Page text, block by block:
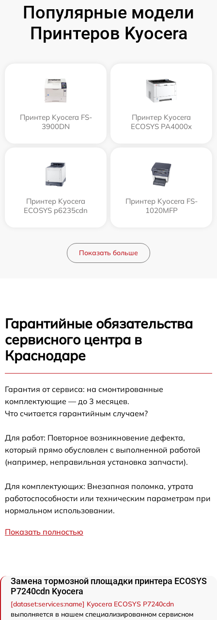
Популярные модели
Принтеров Kyocera
Принтер Kyocera FS-
3900DN
Принтер Kyocera
ECOSYS PA4000x
Принтер Kyocera
ECOSYS p6235cdn
Принтер Kyocera FS-
1020MFP
Показать больше
Гарантийные обязательства
сервисного центра в
Краснодаре
Гарантия от сервиса: на смонтированные
комплектующие — до 3 месяцев.
Что считается гарантийным случаем?
Для работ: Повторное возникновение дефекта,
который прямо обусловлен с выполненной работой
(например, неправильная установка запчасти).
Для комплектующих: Внезапная поломка, утрата
работоспособности или техническим параметрам при
нормальном использовании.
Показать полностью
Замена тормозной площадки принтера ECOSYS
P7240cdn Kyocera
[dataset:services:name] Kyocera ECOSYS P7240cdn
выполняется в нашем специализированном сервисном